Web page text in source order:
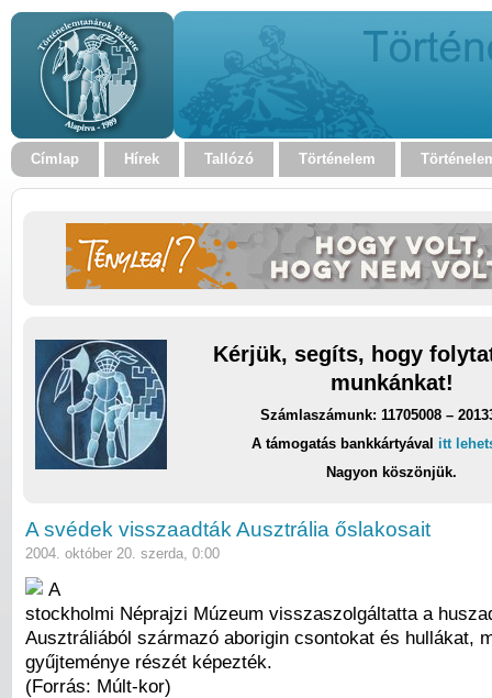
Címlap Hírek Tallózó Történelem
Kérjük, segíts, hogy
munkánkat!
Számlaszámunk: 11705008 –
A támogatás bankkártyával itt
Nagyon köszönjük.
A svédek visszaadták Ausztrália őslakosait
2004. október 20. szerda, 0:00
A
stockholmi Néprajzi Múzeum visszaszolgáltatta a
Ausztráliából származó aborigin csontokat és hullákat,
gyűjteménye részét képezték.
(Forrás: Múlt-kor)